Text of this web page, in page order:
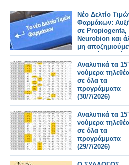
Νέο Δελτίο
Φαρμάκων:
σε Propiogenta,
Neurobion και
μη
Τι αλλάζει από
31/7/2026
Αναλυτικά τα 15'
νούμερα
σε όλα τα
προγράμματα
(30/7/2026)
Αναλυτικά τα 15'
νούμερα
σε όλα τα
προγράμματα
(29/7/2026)